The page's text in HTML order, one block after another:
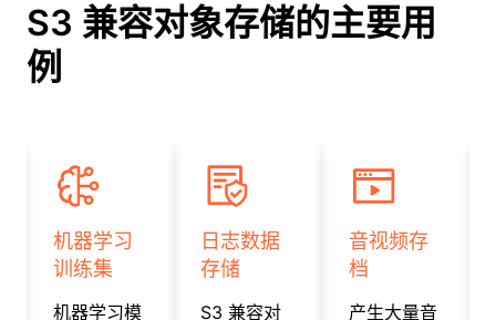
S3 兼容对象存储的主要用
例
机器学习
训练集
机器学习模
日志数据
存储
S3 兼容对
音视频存
档
产生大量音